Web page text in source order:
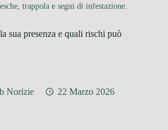
trappola e segni di infestazione.
sua presenza e quali rischi può
Norizie 22 Marzo 2026